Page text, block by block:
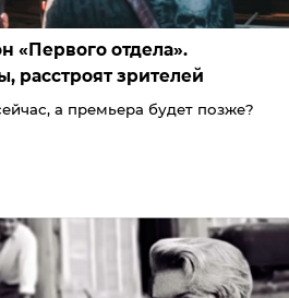
«Первого отдела».
расстроят зрителей
а премьера будет позже?